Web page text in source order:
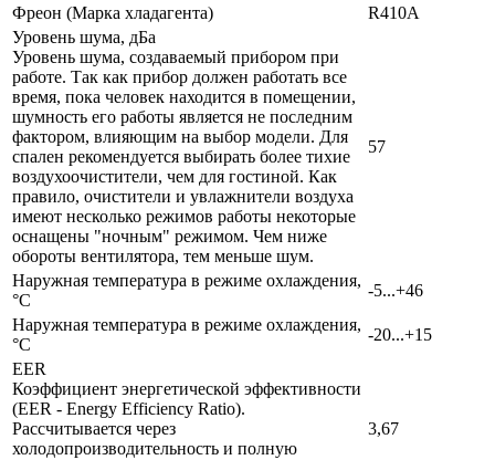
Фреон (Марка хладагента)
R410A
Уровень шума, дБа
Уровень шума, создаваемый прибором при
работе. Так как прибор должен работать все
время, пока человек находится в помещении,
шумность его работы является не последним
фактором, влияющим на выбор модели. Для
спален рекомендуется выбирать более тихие
воздухоочистители, чем для гостиной. Как
правило, очистители и увлажнители воздуха
имеют несколько режимов работы некоторые
оснащены "ночным" режимом. Чем ниже
обороты вентилятора, тем меньше шум.
57
Наружная температура в режиме охлаждения,
°C
-5...+46
Наружная температура в режиме охлаждения,
°C
-20...+15
EER
Коэффициент энергетической эффективности
(EER - Energy Efficiency Ratio).
Рассчитывается через
холодопроизводительность и полную
3,67